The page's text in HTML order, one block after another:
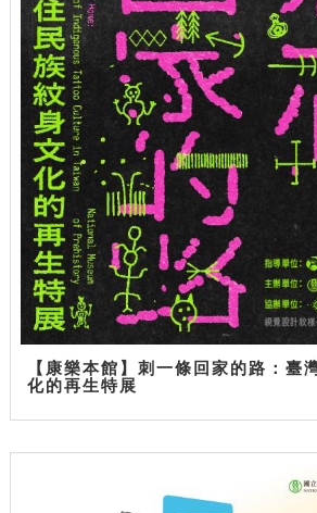
【康樂本館】刺一條回家的路：臺
化的再生特展